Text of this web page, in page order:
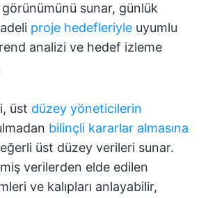
sunar, günlük
proje hedefleriyle uyumlu
analizi ve hedef izleme
üst düzey yöneticilerin
bilinçli kararlar almasına
üst düzey verileri sunar.
verilerden elde edilen
ve kalıpları anlayabilir,